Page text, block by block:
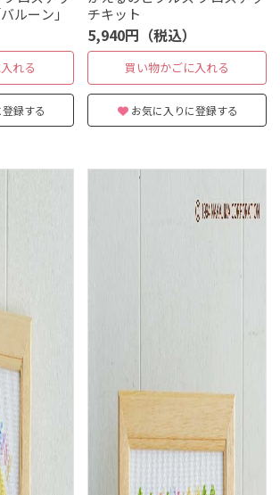
ルーン」
れる
録する
チキット
5,940円（税込）
買い物かごに入れる
お気に入りに登録する